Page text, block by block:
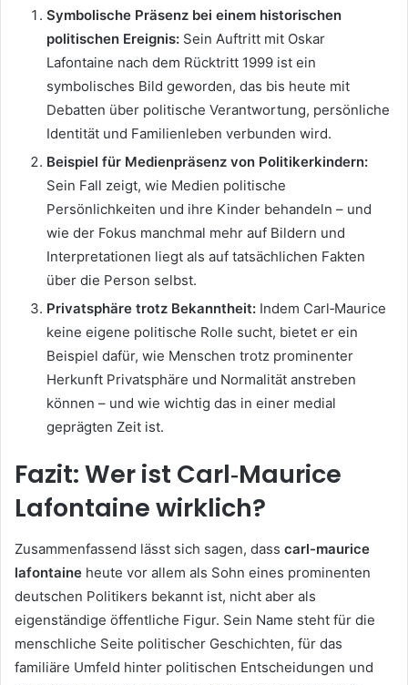
Symbolische Präsenz bei einem historischen
politischen Ereignis: Sein Auftritt mit Oskar
Lafontaine nach dem Rücktritt 1999 ist ein
symbolisches Bild geworden, das bis heute mit
Debatten über politische Verantwortung, persönliche
Identität und Familienleben verbunden wird.
Beispiel für Medienpräsenz von Politikerkindern:
Sein Fall zeigt, wie Medien politische
Persönlichkeiten und ihre Kinder behandeln – und
wie der Fokus manchmal mehr auf Bildern und
Interpretationen liegt als auf tatsächlichen Fakten
über die Person selbst.
Privatsphäre trotz Bekanntheit: Indem Carl‑Maurice
keine eigene politische Rolle sucht, bietet er ein
Beispiel dafür, wie Menschen trotz prominenter
Herkunft Privatsphäre und Normalität anstreben
können – und wie wichtig das in einer medial
geprägten Zeit ist.
Fazit: Wer ist Carl‑Maurice
Lafontaine wirklich?
Zusammenfassend lässt sich sagen, dass carl-maurice
lafontaine heute vor allem als Sohn eines prominenten
deutschen Politikers bekannt ist, nicht aber als
eigenständige öffentliche Figur. Sein Name steht für die
menschliche Seite politischer Geschichten, für das
familiäre Umfeld hinter politischen Entscheidungen und